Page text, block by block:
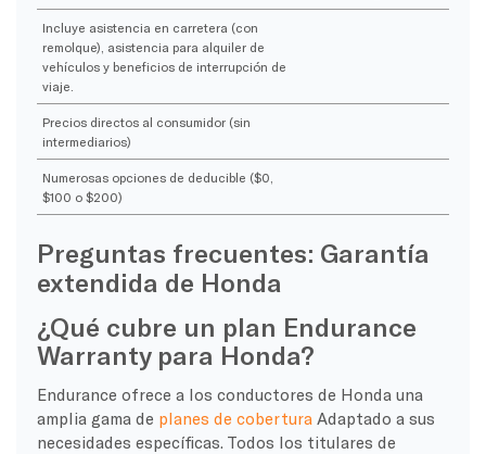
Incluye asistencia en carretera (con
remolque), asistencia para alquiler de
vehículos y beneficios de interrupción de
viaje.
Precios directos al consumidor (sin
intermediarios)
Numerosas opciones de deducible ($0,
$100 o $200)
Preguntas frecuentes: Garantía
extendida de Honda
¿Qué cubre un plan Endurance
Warranty para Honda?
Endurance ofrece a los conductores de Honda una
amplia gama de planes de coberturaAdaptado a sus
necesidades específicas. Todos los titulares de